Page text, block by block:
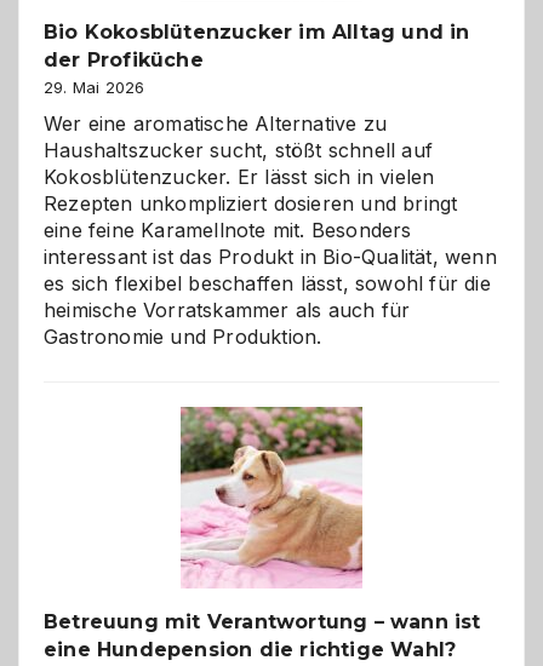
eigenen
Bio Kokosblütenzucker im Alltag und in
der Profiküche
29. Mai 2026
Wer eine aromatische Alternative zu
Haushaltszucker sucht, stößt schnell auf
Kokosblütenzucker. Er lässt sich in vielen
Rezepten unkompliziert dosieren und bringt
eine feine Karamellnote mit. Besonders
interessant ist das Produkt in Bio-Qualität, wenn
es sich flexibel beschaffen lässt, sowohl für die
heimische Vorratskammer als auch für
Gastronomie und Produktion.
Betreuung mit Verantwortung – wann ist
eine Hundepension die richtige Wahl?